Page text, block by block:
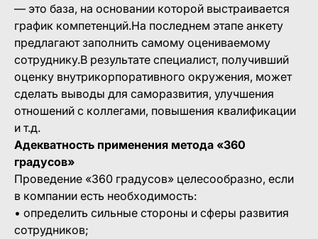
— это база, на основании которой выстраивается
график компетенций.На последнем этапе анкету
предлагают заполнить самому оцениваемому
сотруднику.В результате специалист, получивший
оценку внутрикорпоративного окружения, может
сделать выводы для саморазвития, улучшения
отношений с коллегами, повышения квалификации
и т.д.
Адекватность применения метода «360
градусов»
Проведение «360 градусов» целесообразно, если
в компании есть необходимость:
• определить сильные стороны и сферы развития
сотрудников;